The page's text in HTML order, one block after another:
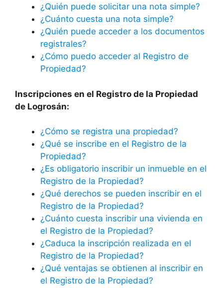
¿Quién puede solicitar una nota simple?
¿Cuánto cuesta una nota simple?
¿Quién puede acceder a los documentos
registrales?
¿Cómo puedo acceder al Registro de
Propiedad?
Inscripciones en el Registro de la Propiedad
de Logrosán:
¿Cómo se registra una propiedad?
¿Qué se inscribe en el Registro de la
Propiedad?
¿Es obligatorio inscribir un inmueble en el
Registro de la Propiedad?
¿Qué derechos se pueden inscribir en el
Registro de la Propiedad?
¿Cuánto cuesta inscribir una vivienda en
el Registro de la Propiedad?
¿Caduca la inscripción realizada en el
Registro de la Propiedad?
¿Qué ventajas se obtienen al inscribir en
el Registro de la Propiedad?